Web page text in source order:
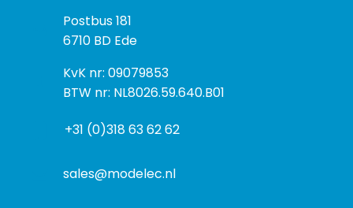
o
e
k
a
r
P
o
t
a
s
Postbus 181
6710 BD Ede
I
n
o
m
KvK nr: 09079853
BTW nr: NL8026.59.640.B01
+31 (0)318 63 62 62
sales@modelec.nl